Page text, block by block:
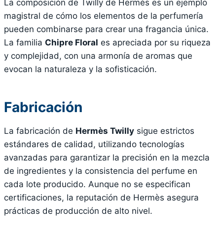
La composición de Twilly de Hermès es un ejemplo
magistral de cómo los elementos de la perfumería
pueden combinarse para crear una fragancia única.
La familia Chipre Floral es apreciada por su riqueza
y complejidad, con una armonía de aromas que
evocan la naturaleza y la sofisticación.
Fabricación
La fabricación de Hermès Twilly sigue estrictos
estándares de calidad, utilizando tecnologías
avanzadas para garantizar la precisión en la mezcla
de ingredientes y la consistencia del perfume en
cada lote producido. Aunque no se especifican
certificaciones, la reputación de Hermès asegura
prácticas de producción de alto nivel.